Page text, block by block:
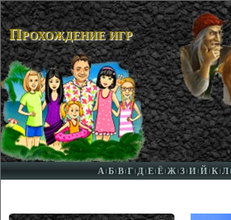
Прохождение игр
А Б В Г Д Е Ё Ж З И Й К Л